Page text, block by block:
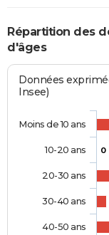
Répartition des
d'âges
Données
Insee)
0
Moins de 10 ans
10-20 ans
20-30 ans
30-40 ans
40-50 ans